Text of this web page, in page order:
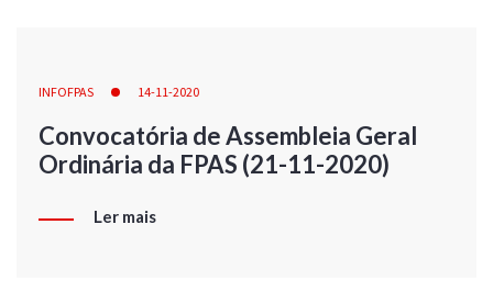
INFOFPAS 14-11-2020
Convocatória de Assembleia Geral
Ordinária da FPAS (21-11-2020)
Ler mais